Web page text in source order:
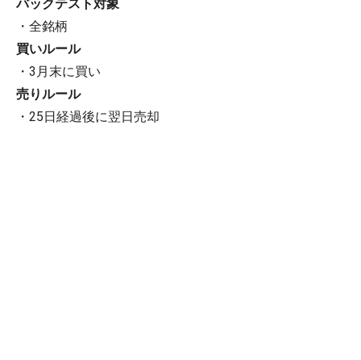
バックテスト対象
・全銘柄
買いルール
・3月末に買い
売りルール
・25日経過後に翌日売却